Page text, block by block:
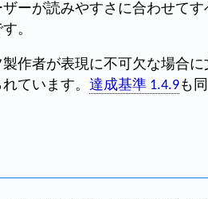
ーが読みやすさに合わせて
。
作者が表現に不可欠な場合
ています。 達成基準 1.4.9も